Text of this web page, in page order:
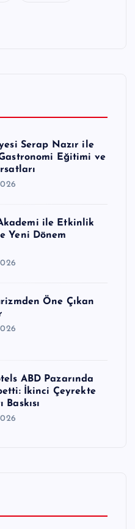
Serap Nazır ile
Eğitimi ve
ile Etkinlik
Yeni Dönem
Öne Çıkan
ABD Pazarında
İkinci Çeyrekte
Baskısı